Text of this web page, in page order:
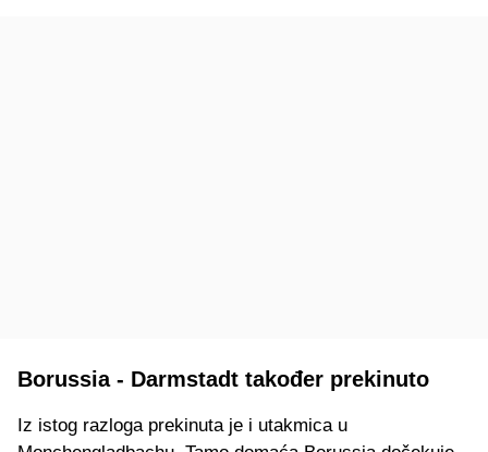
Borussia - Darmstadt također prekinuto
Iz istog razloga prekinuta je i utakmica u